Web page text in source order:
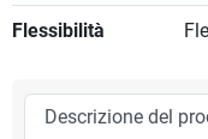
Flessibilità
Descrizione del